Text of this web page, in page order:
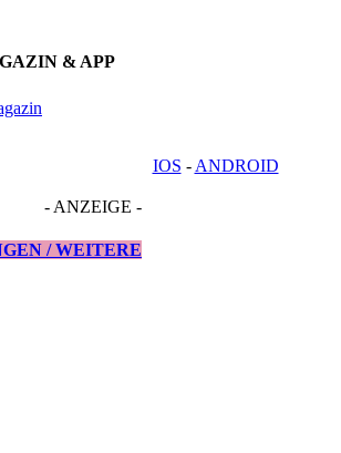
& APP
IOS - ANDROID
- ANZEIGE -
/ WEITERE